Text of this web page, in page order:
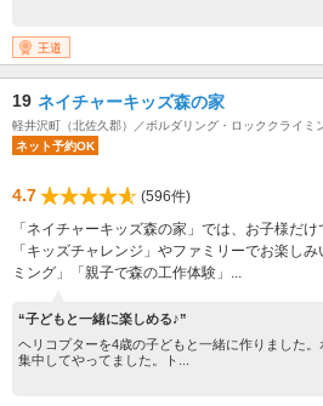
王道
19 ネイチャーキッズ森の家
軽井沢町（北佐久郡）／ボルダリング・ロッククライミ
ネット予約OK
4.7
(596件)
「ネイチャーキッズ森の家」では、お子様だ
「キッズチャレンジ」やファミリーでお楽し
ミング」「親子で森の工作体験」...
“子どもと一緒に楽しめる♪”
ヘリコプターを4歳の子どもと一緒に作りました
集中してやってました。ト...